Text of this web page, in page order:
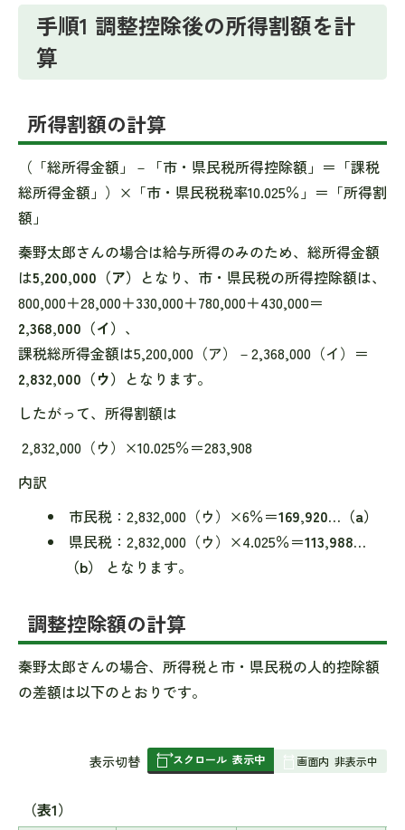
手順1 調整控除後の所得割額を計
算
所得割額の計算
（「総所得金額」－「市・県民税所得控除額」＝「課税
総所得金額」）×「市・県民税税率10.025％」＝「所得割
額」
秦野太郎さんの場合は給与所得のみのため、総所得金額
は5,200,000（ア） となり、市・県民税の所得控除額は、
800,000＋28,000＋330,000＋780,000＋430,000＝
2,368,000（イ） 、
課税総所得金額は5,200,000（ア）－2,368,000（イ）＝
2,832,000（ウ） となります。
したがって、所得割額は
2,832,000（ウ）×10.025％＝283,908
内訳
市民税：2,832,000（ウ）×6％＝169,920…（a）
県民税：2,832,000（ウ）×4.025％＝113,988…
（b）
となります。
調整控除額の計算
秦野太郎さんの場合、所得税と市・県民税の人的控除額
の差額は以下のとおりです。
表
の
表示切替 スクロール 表示中 画面内 非表示中
（表1）